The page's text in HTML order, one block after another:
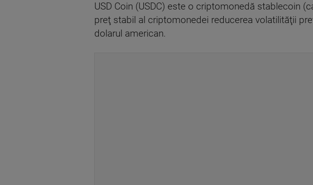
USD Coin (USDC) este o criptomonedă stablecoin
preţ stabil al criptomonedei reducerea volatilităţii
dolarul american.